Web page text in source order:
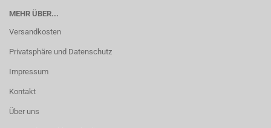
MEHR ÜBER...
Versandkosten
Privatsphäre und Datenschutz
Impressum
Kontakt
Über uns